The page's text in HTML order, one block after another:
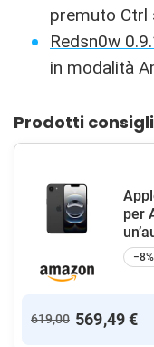
premuto Ctrl
Redsn0w
in modalità
Prodotti
per
−8%
619,00 569,49 €